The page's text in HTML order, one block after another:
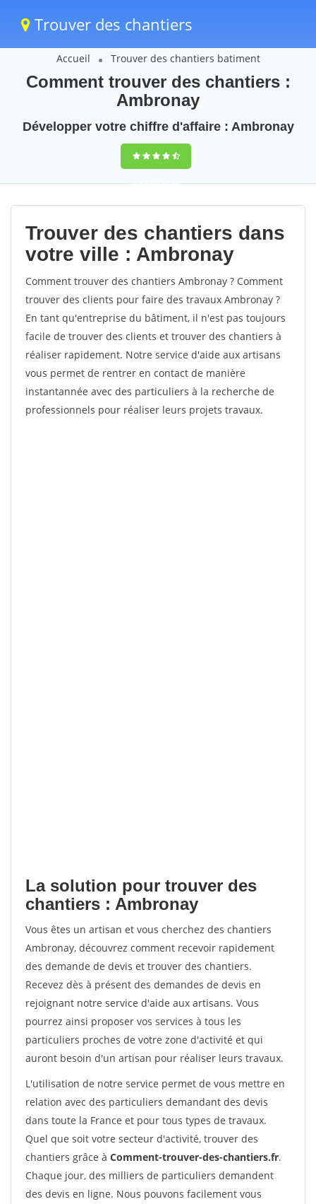
Trouver des chantiers
Accueil Trouver des chantiers batiment
Comment trouver des chantiers :
Ambronay
Développer votre chiffre d'affaire : Ambronay
9,5(100%)38
votes
Trouver des chantiers dans
votre ville : Ambronay
Comment trouver des chantiers Ambronay ? Comment
trouver des clients pour faire des travaux Ambronay ?
En tant qu'entreprise du bâtiment, il n'est pas toujours
facile de trouver des clients et trouver des chantiers à
réaliser rapidement. Notre service d'aide aux artisans
vous permet de rentrer en contact de manière
instantannée avec des particuliers à la recherche de
professionnels pour réaliser leurs projets travaux.
La solution pour trouver des
chantiers : Ambronay
Vous êtes un artisan et vous cherchez des chantiers
Ambronay, découvrez comment recevoir rapidement
des demande de devis et trouver des chantiers.
Recevez dès à présent des demandes de devis en
rejoignant notre service d'aide aux artisans. Vous
pourrez ainsi proposer vos services à tous les
particuliers proches de votre zone d'activité et qui
auront besoin d'un artisan pour réaliser leurs travaux.
L'utilisation de notre service permet de vous mettre en
relation avec des particuliers demandant des devis
dans toute la France et pour tous types de travaux.
Quel que soit votre secteur d'activité, trouver des
chantiers grâce à Comment-trouver-des-chantiers.fr.
Chaque jour, des milliers de particuliers demandent
des devis en ligne. Nous pouvons facilement vous